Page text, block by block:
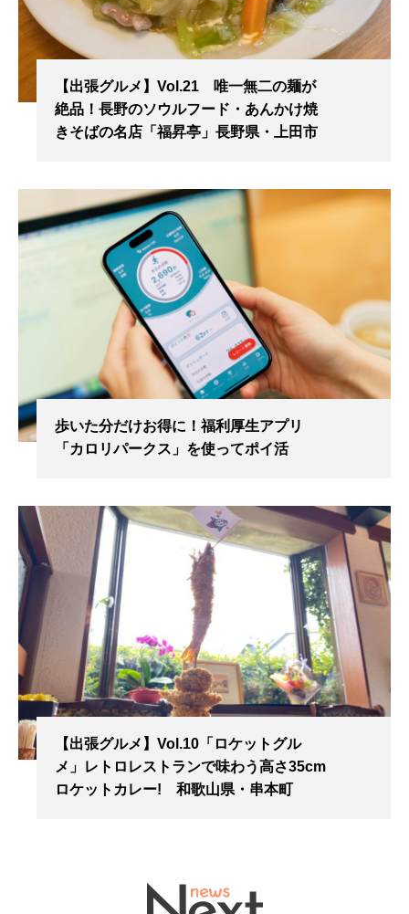
【出張グルメ】Vol.21 唯一無二の麺が
絶品！長野のソウルフード・あんかけ焼
きそばの名店「福昇亭」長野県・上田市
歩いた分だけお得に！福利厚生アプリ
「カロリパークス」を使ってポイ活
【出張グルメ】Vol.10「ロケットグル
メ」レトロレストランで味わう高さ35cm
ロケットカレー! 和歌山県・串本町